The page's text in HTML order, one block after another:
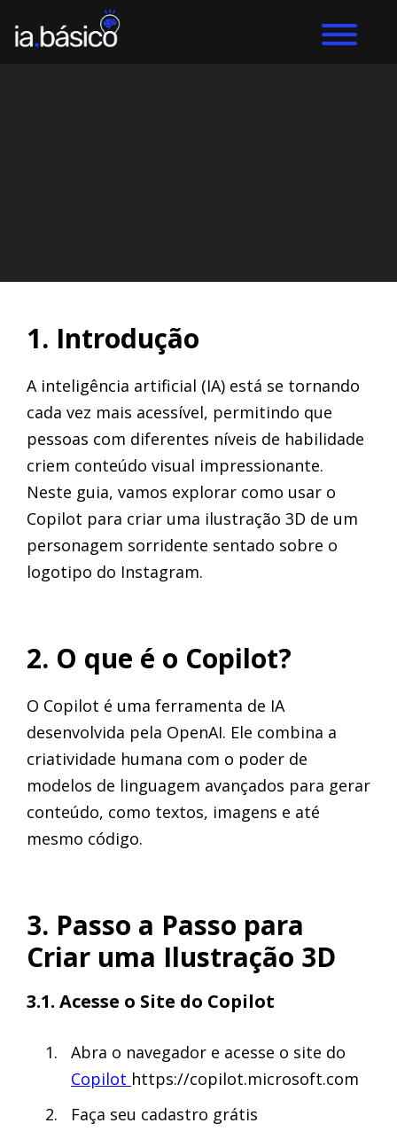
1. Introdução
A inteligência artificial (IA) está se tornando
cada vez mais acessível, permitindo que
pessoas com diferentes níveis de habilidade
criem conteúdo visual impressionante.
Neste guia, vamos explorar como usar o
Copilot para criar uma ilustração 3D de um
personagem sorridente sentado sobre o
logotipo do Instagram.
2. O que é o Copilot?
O Copilot é uma ferramenta de IA
desenvolvida pela OpenAI. Ele combina a
criatividade humana com o poder de
modelos de linguagem avançados para gerar
conteúdo, como textos, imagens e até
mesmo código.
3. Passo a Passo para
Criar uma Ilustração 3D
3.1. Acesse o Site do Copilot
Abra o navegador e acesse o site do
Copilot https://copilot.microsoft.com
Faça seu cadastro grátis